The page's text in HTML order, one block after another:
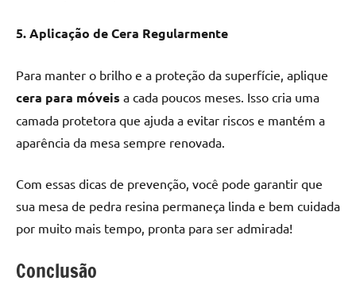
5. Aplicação de Cera Regularmente
Para manter o brilho e a proteção da superfície, aplique
cera para móveis a cada poucos meses. Isso cria uma
camada protetora que ajuda a evitar riscos e mantém a
aparência da mesa sempre renovada.
Com essas dicas de prevenção, você pode garantir que
sua mesa de pedra resina permaneça linda e bem cuidada
por muito mais tempo, pronta para ser admirada!
Conclusão